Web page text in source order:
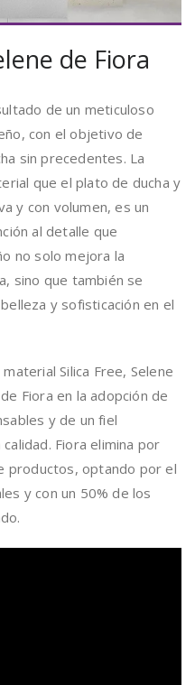
de Fiora
de un meticuloso
con el objetivo de
sin precedentes. La
que el plato de ducha y
y con volumen, es un
al detalle que
no solo mejora la
sino que también se
y sofisticación en el
Silica Free, Selene
Fiora en la adopción de
y de un fiel
Fiora elimina por
productos, optando por el
y con un 50% de los